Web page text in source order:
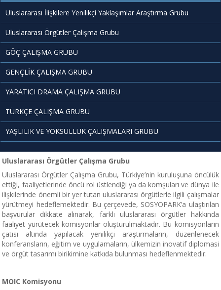
Uluslararası İlişkilere Yenilikçi Yaklaşımlar Araştırma Grubu
Uluslararası Örgütler Çalışma Grubu
GÖÇ ÇALIŞMA GRUBU
GENÇLİK ÇALIŞMA GRUBU
YARATICI DRAMA ÇALIŞMA GRUBU
TÜRKÇE ÇALIŞMA GRUBU
YAŞLILIK VE YOKSULLUK ÇALIŞMALARI GRUBU
Uluslararası Örgütler Çalışma Grubu
Uluslararası Örgütler Çalışma Grubu, Türkiye’nin kuruluşuna öncülük
ettiği, faaliyetlerinde öncü rol üstlendiği ya da komşuları ve dünya ile
ilişkilerinde önemli bir yer tutan uluslararası örgütlerle ilgili çalışmalar
yürütmeyi hedeflemektedir. Bu çerçevede, SOSYOPARK’a ulaştırılan
başvurular dikkate alınarak, farklı uluslararası örgütler hakkında
faaliyet yürütecek komisyonlar oluşturulmaktadır. Bu komisyonların
çatısı altında yapılacak yenilikçi araştırmaların, düzenlenecek
konferansların, eğitim ve uygulamaların, ülkemizin inovatif diplomasi
ve örgüt tasarımı birikimine katkıda bulunması hedeflenmektedir.
MOIC Komisyonu